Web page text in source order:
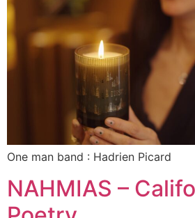
One man band : Hadrien Picard
NAHMIAS –